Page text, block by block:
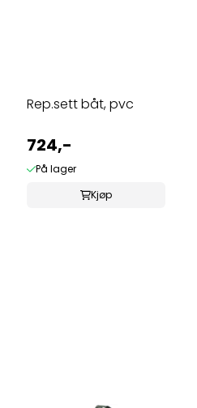
Rep.sett båt, pvc
724,-
På lager
Kjøp